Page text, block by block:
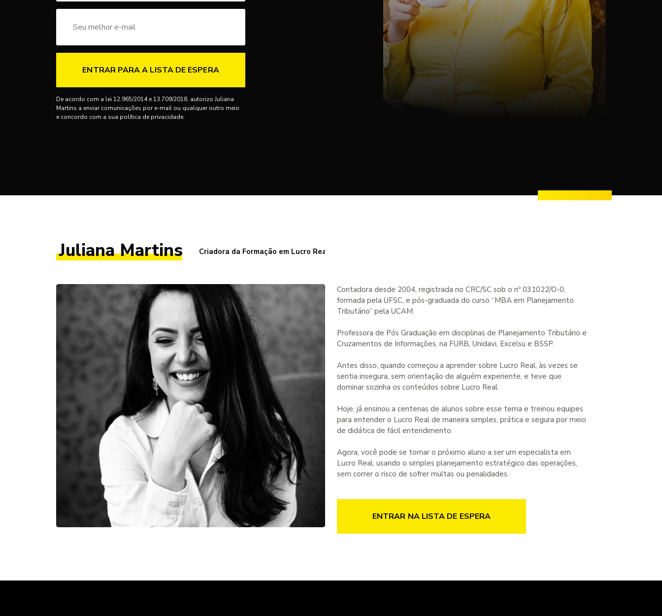
ENTRAR PARA A LISTA DE ESPERA
De acordo com a lei 12.965/2014 e 13.709/2018, autorizo Juliana
Martins a enviar comunicações por e-mail ou qualquer outro meio
e concordo com a sua política de privacidade.
Criadora da Formação em Lucro Real
Juliana Martins
Contadora desde 2004, registrada no CRC/SC sob o nº 031022/O-0,
formada pela UFSC, e pós-graduada do curso “MBA em Planejamento
Tributário” pela UCAM.
Professora de Pós Graduação em disciplinas de Planejamento Tributário e
Cruzamentos de Informações, na FURB, Unidavi, Excelsu e BSSP.
Antes disso, quando começou a aprender sobre Lucro Real, às vezes se
sentia insegura, sem orientação de alguém experiente, e teve que
dominar sozinha os conteúdos sobre Lucro Real.
Hoje, já ensinou a centenas de alunos sobre esse tema e treinou equipes
para entender o Lucro Real de maneira simples, prática e segura por meio
de didática de fácil entendimento.
Agora, você pode se tornar o próximo aluno a ser um especialista em
Lucro Real, usando o simples planejamento estratégico das operações,
sem correr o risco de sofrer multas ou penalidades.
ENTRAR NA LISTA DE ESPERA